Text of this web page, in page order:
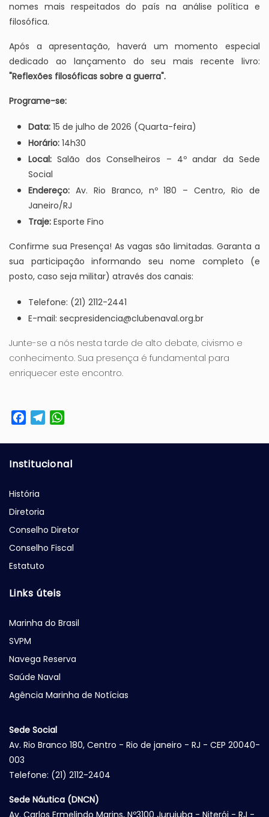
nomes mais respeitados do país na análise política e
filosófica.
Após a apresentação, haverá um momento especial
dedicado ao lançamento do seu mais recente livro:
"Reflexões filosóficas sobre a guerra".
Programe-se:
Data: 15 de julho de 2026 (Quarta-feira)
Horário: 14h30
Local: Salão dos Conselheiros – 4º andar da Sede
Social
Endereço: Av. Rio Branco, nº 180 – Centro, Rio de
Janeiro/RJ
Traje: Esporte Fino
Confirme sua Presença! As vagas são limitadas. Garanta a
sua participação informando seu nome completo (e
posto, caso seja militar) através dos canais:
Telefone: (21) 2112-2441
E-mail: secpresidencia@clubenaval.org.br
Junte-se a nós nesta tarde de alto debate, civismo e
conhecimento. Sua presença é fundamental para
enriquecer este encontro.
FacebookTelegram
Institucional
História
Diretoria
Conselho Diretor
Conselho Fiscal
Estatuto
Links úteis
Marinha do Brasil
SVPM
Navega Reserva
Saúde Naval
Agência Marinha de Notícias
Sede Social
Av. Rio Branco 180, Centro - Rio de janeiro - RJ - CEP 20040-
003
Telefone: (21) 2112-2404
Sede Náutica (DNCN)
Av. Carlos Ermelindo Marins, Nº3100 Jurujuba - Niterói - RJ -